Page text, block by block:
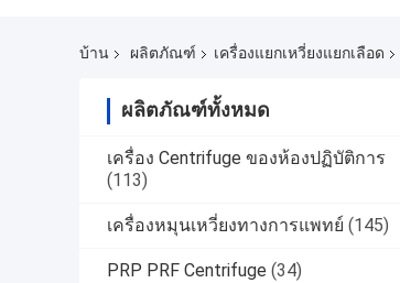
บ้าน ผลิตภัณฑ์ เครื่องแยกเหวี่ยงแยกเลือด
ผลิตภัณฑ์ทั้งหมด
เครื่อง Centrifuge ของห้องปฏิบัติการ
(113)
เครื่องหมุนเหวี่ยงทางการแพทย์ (145)
PRP PRF Centrifuge (34)